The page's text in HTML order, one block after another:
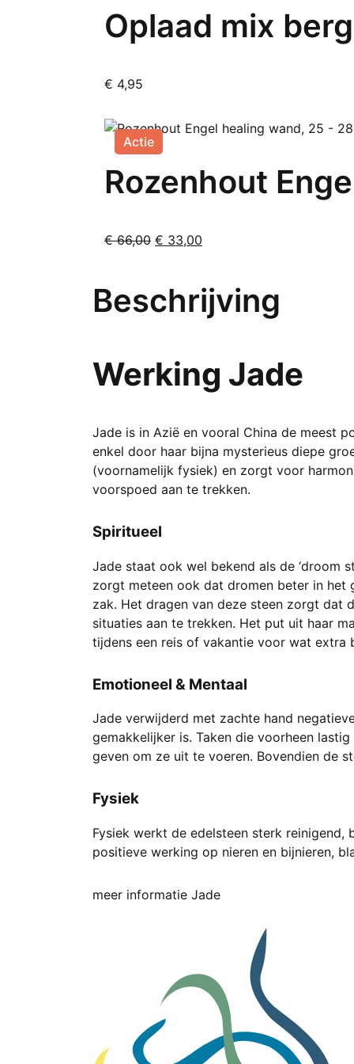
Oplaad mix
€ 4,95
Actie
Rozenhout
€66,00 Oorspronkelijke
€ 66,00.
€ 33,00
€ 33,00.
Beschrijving
Werking Jade
Jade is in Azië en vooral China de meest
enkel door haar bijna mysterieus diepe
(voornamelijk fysiek) en zorgt voor
voorspoed aan te trekken.
Spiritueel
Jade staat ook wel bekend als de ‘droom
zorgt meteen ook dat dromen beter in het
zak. Het dragen van deze steen zorgt dat
situaties aan te trekken. Het put uit haar
tijdens een reis of vakantie voor wat extra
Emotioneel & Mentaal
Jade verwijderd met zachte hand
gemakkelijker is. Taken die voorheen
geven om ze uit te voeren. Bovendien de
Fysiek
Fysiek werkt de edelsteen sterk
positieve werking op nieren en bijnieren,
meer informatie Jade